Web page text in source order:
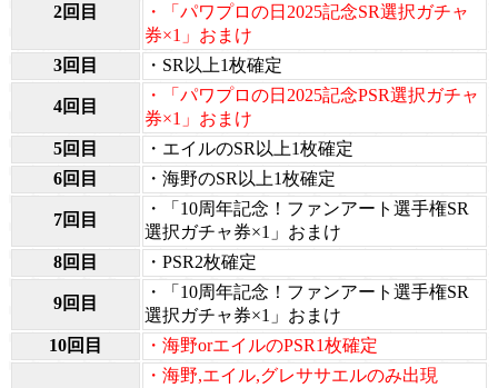
2回目
・「パワプロの日2025記念SR選択ガチャ
券×1」おまけ
3回目
・SR以上1枚確定
4回目
・「パワプロの日2025記念PSR選択ガチャ
券×1」おまけ
5回目
・エイルのSR以上1枚確定
6回目
・海野のSR以上1枚確定
7回目
・「10周年記念！ファンアート選手権SR
選択ガチャ券×1」おまけ
8回目
・PSR2枚確定
9回目
・「10周年記念！ファンアート選手権SR
選択ガチャ券×1」おまけ
10回目
・海野orエイルのPSR1枚確定
・海野,エイル,グレササエルのみ出現